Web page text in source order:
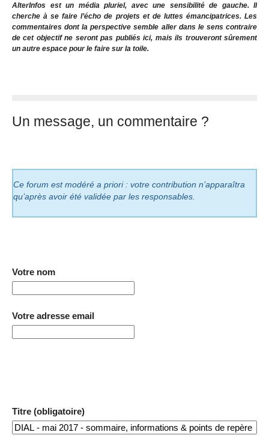
AlterInfos est un média pluriel, avec une sensibilité de gauche. Il
cherche à se faire l’écho de projets et de luttes émancipatrices. Les
commentaires dont la perspective semble aller dans le sens contraire
de cet objectif ne seront pas publiés ici, mais ils trouveront sûrement
un autre espace pour le faire sur la toile.
Un message, un commentaire ?
Ce forum est modéré a priori : votre contribution n’apparaîtra
qu’après avoir été validée par les responsables.
Votre nom
Votre adresse email
Titre (obligatoire)